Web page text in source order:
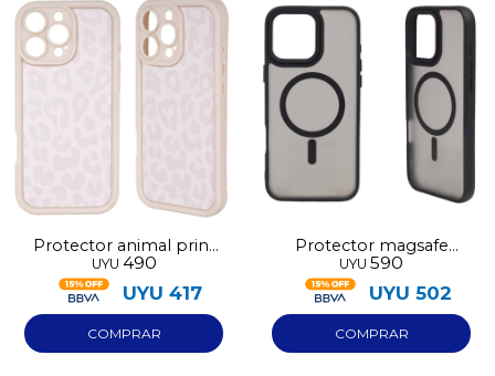
Protector animal print
blanco Iphone 17
UYU 490
UYU 417
Protector magsafe
Iphone 17 negro
UYU 590
UYU 502